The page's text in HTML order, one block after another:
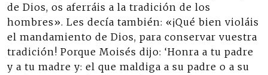
de Dios, os aferráis a la tradición de los
hombres». Les decía también: «¡Qué bien violáis
el mandamiento de Dios, para conservar vuestra
tradición! Porque Moisés dijo: ‘Honra a tu padre
y a tu madre y: el que maldiga a su padre o a su